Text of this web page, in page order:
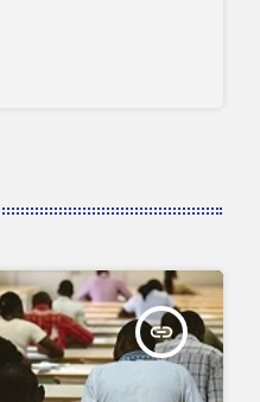
Festival Tropical
insert_link